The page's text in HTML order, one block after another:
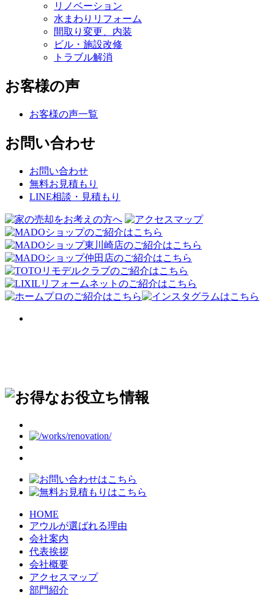
リノベーション
水まわりリフォーム
間取り変更、内装
ビル・施設改修
トラブル解消
お客様の声
お客様の声一覧
お問い合わせ
お問い合わせ
無料お見積もり
LINE相談・見積もり
HOME
アウルが選ばれる理由
会社案内
代表挨拶
会社概要
アクセスマップ
部門紹介